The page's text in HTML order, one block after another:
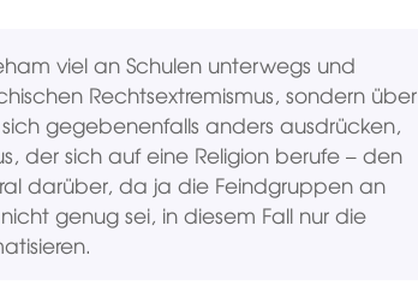
viel an Schulen unterwegs und
Rechtsextremismus, sondern über
gegebenenfalls anders ausdrücken,
der sich auf eine Religion berufe – den
darüber, da ja die Feindgruppen an
genug sei, in diesem Fall nur die